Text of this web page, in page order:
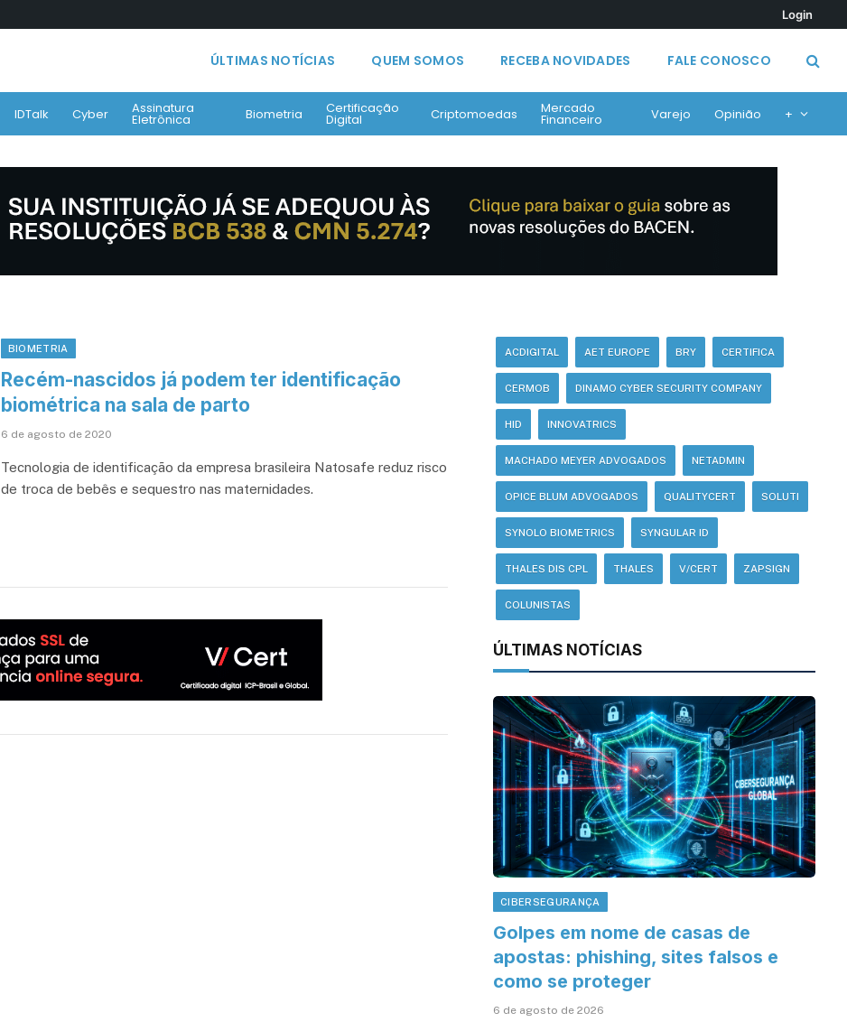
Login
ÚLTIMAS NOTÍCIAS QUEM SOMOS RECEBA NOVIDADES FALE CONOSCO
IDTalk Cyber Assinatura
Eletrônica Biometria Certificação
Digital Criptomoedas Mercado
Financeiro Varejo Opinião +
BIOMETRIA
Recém-nascidos já podem ter identificação
biométrica na sala de parto
6 de agosto de 2020
Tecnologia de identificação da empresa brasileira Natosafe reduz risco
de troca de bebês e sequestro nas maternidades.
ACDIGITAL AET EUROPE BRY CERTIFICA
CERMOB DINAMO CYBER SECURITY COMPANY
HID INNOVATRICS
MACHADO MEYER ADVOGADOS NETADMIN
OPICE BLUM ADVOGADOS QUALITYCERT SOLUTI
SYNOLO BIOMETRICS SYNGULAR ID
THALES DIS CPL THALES V/CERT ZAPSIGN
COLUNISTAS
ÚLTIMAS NOTÍCIAS
CIBERSEGURANÇA
Golpes em nome de casas de
apostas: phishing, sites falsos e
como se proteger
6 de agosto de 2026